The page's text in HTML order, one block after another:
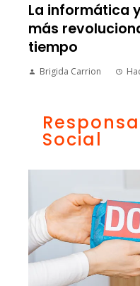
La informática
más
tiempo
Brigida Carrion
Social